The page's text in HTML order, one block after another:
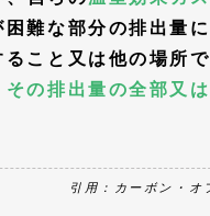
難な部分の排出量
ること又は他の場所
その排出量の全部又
引用：カーボン・オ